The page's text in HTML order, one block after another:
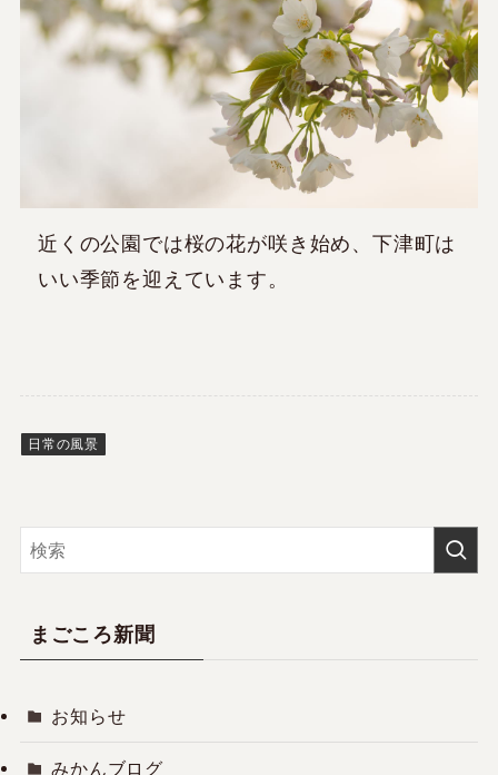
近くの公園では桜の花が咲き始め、下津町は
いい季節を迎えています。
日常の風景
まごころ新聞
お知らせ
みかんブログ